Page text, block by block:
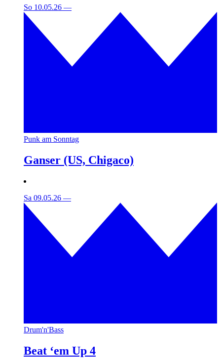
So 10.05.26 —
Punk am Sonntag
Ganser (US, Chigaco)
Sa 09.05.26 —
Drum'n'Bass
Beat ‘em Up 4